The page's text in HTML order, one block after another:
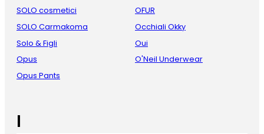
SOLO cosmetici
SOLO Carmakoma
Solo & Figli
Opus
Opus Pants
OFUR
Occhiali Okky
Oui
O'Neil Underwear
I